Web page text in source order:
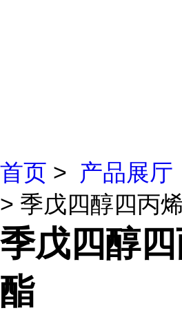
首页 > 产品展厅
> 季戊四醇四丙
季戊四醇
酯